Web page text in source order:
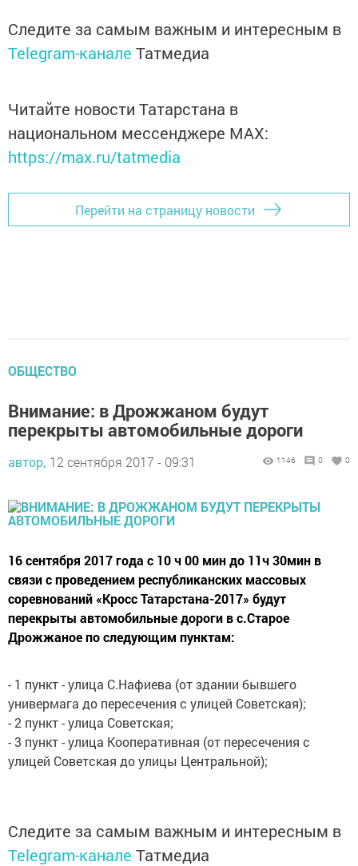
Следите за самым важным и интересным в
Telegram-канале Татмедиа
Читайте новости Татарстана в
национальном мессенджере MАХ:
https://max.ru/tatmedia
Перейти на страницу новости
ОБЩЕСТВО
Внимание: в Дрожжаном будут
перекрыты автомобильные дороги
автор, 12 сентября 2017 - 09:31 1146 0 0
16 сентября 2017 года с 10 ч 00 мин до 11ч 30мин в
связи с проведением республиканских массовых
соревнований «Кросс Татарстана-2017» будут
перекрыты автомобильные дороги в с.Старое
Дрожжаное по следующим пунктам:
- 1 пункт - улица С.Нафиева (от здании бывшего
универмага до пересечения с улицей Советская);
- 2 пункт - улица Советская;
- 3 пункт - улица Кооперативная (от пересечения с
улицей Советская до улицы Центральной);
Следите за самым важным и интересным в
Telegram-канале Татмедиа